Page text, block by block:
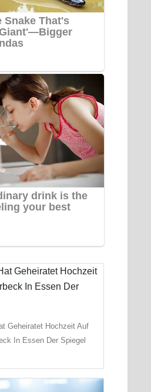
Geheiratet Hochzeit Auf
In Essen Der Spiegel